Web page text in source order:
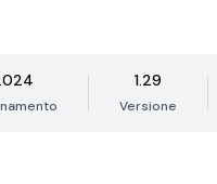
1.29
Versione